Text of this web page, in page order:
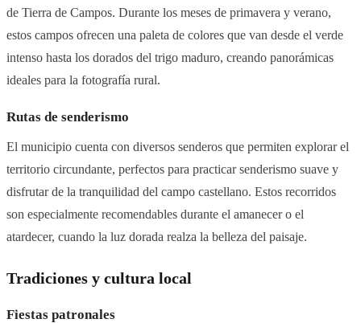
de Tierra de Campos. Durante los meses de primavera y verano,
estos campos ofrecen una paleta de colores que van desde el verde
intenso hasta los dorados del trigo maduro, creando panorámicas
ideales para la fotografía rural.
Rutas de senderismo
El municipio cuenta con diversos senderos que permiten explorar el
territorio circundante, perfectos para practicar senderismo suave y
disfrutar de la tranquilidad del campo castellano. Estos recorridos
son especialmente recomendables durante el amanecer o el
atardecer, cuando la luz dorada realza la belleza del paisaje.
Tradiciones y cultura local
Fiestas patronales